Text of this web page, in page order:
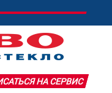
НА СЕРВИС